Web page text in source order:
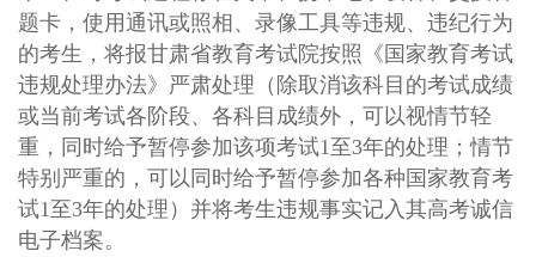
题卡，使用通讯或照相、录像工具等违规、违纪行为
的考生，将报甘肃省教育考试院按照《国家教育考试
违规处理办法》严肃处理（除取消该科目的考试成绩
或当前考试各阶段、各科目成绩外，可以视情节轻
重，同时给予暂停参加该项考试1至3年的处理；情节
特别严重的，可以同时给予暂停参加各种国家教育考
试1至3年的处理）并将考生违规事实记入其高考诚信
电子档案。